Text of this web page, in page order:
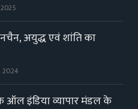
अयुद्ध एवं शांति का
2024
इंडिया व्यापार मंडल के